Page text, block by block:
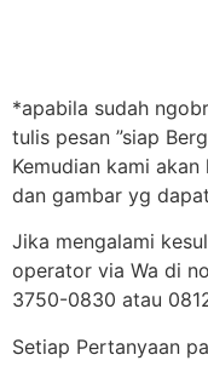
*apabila sudah
tulis pesan ”siap
Kemudian kami
dan gambar yg
Jika mengalami
operator via Wa di
3750-0830 atau
Setiap Pertanyaan